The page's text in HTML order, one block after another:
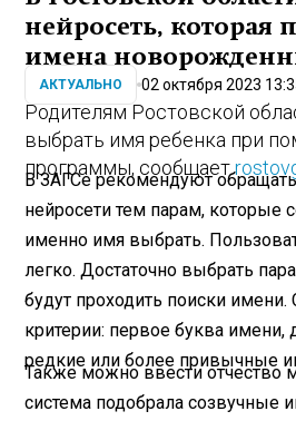
нейросеть, которая
имена
АКТУАЛЬНО 02 октября 2023
Родителям Ростовской
выбрать имя ребенка при
программы, сообщает
В ЗАГСе рекомендуют
нейросети тем парам, которые
именно имя выбрать.
легко. Достаточно выбрать
будут проходить поиски
критерии: первое буква имени,
редкие или более привычные
Также можно ввести отчество
система подобрала созвучные